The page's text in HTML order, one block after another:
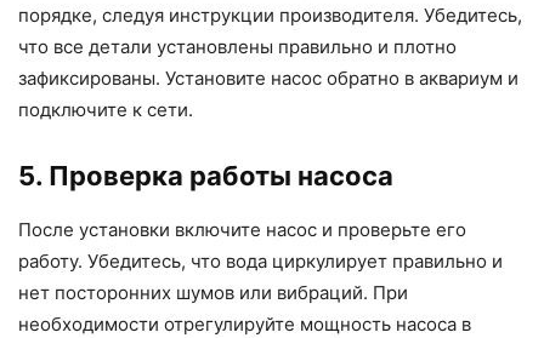
порядке, следуя инструкции производителя. Убедитесь,
что все детали установлены правильно и плотно
зафиксированы. Установите насос обратно в аквариум и
подключите к сети.
5. Проверка работы насоса
После установки включите насос и проверьте его
работу. Убедитесь, что вода циркулирует правильно и
нет посторонних шумов или вибраций. При
необходимости отрегулируйте мощность насоса в